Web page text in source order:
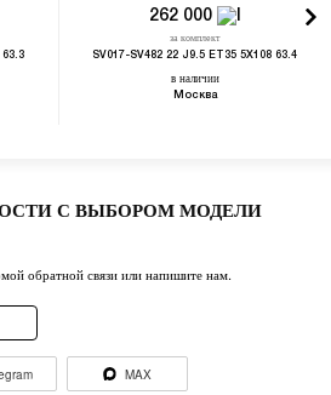
63.3
262 000
за комплект
SV017-SV482 22 J9.5 ET35 5X108 63.4
в наличии
Москва
С ВЫБОРОМ МОДЕЛИ
обратной связи или напишите нам.
MAX